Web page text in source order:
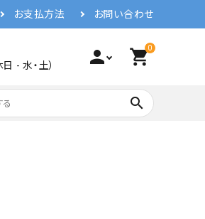
お支払方法 お問い合わせ
- 水・土） person 0
shopping_cart
search